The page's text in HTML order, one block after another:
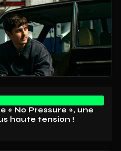
« No Pressure », une
haute tension !